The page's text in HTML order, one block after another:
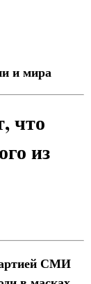
и мира
что
из
СМИ